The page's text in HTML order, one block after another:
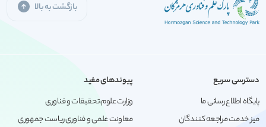
بازگشت به بالا
دسترسی سریع
پایگاه اطلاع رسانی ما
میز خدمت مراجعه کنندگان
پیوندهای مفید
وزارت علوم،تحقیقات و فناوری
معاونت علمی و فناوری ریاست جمهوری